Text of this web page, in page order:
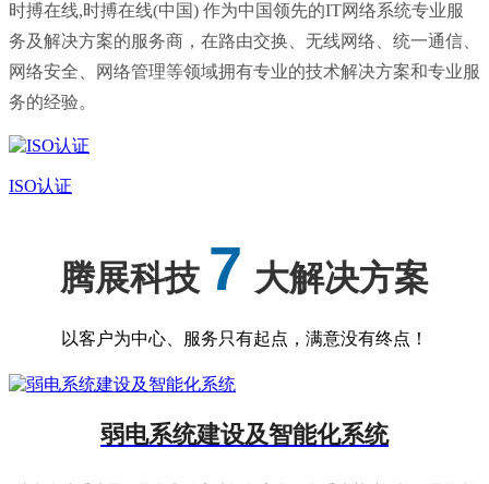
时搏在线,时搏在线(中国) 作为中国领先的IT网络系统专业服
务及解决方案的服务商，在路由交换、无线网络、统一通信、
网络安全、网络管理等领域拥有专业的技术解决方案和专业服
务的经验。
ISO认证
腾展科技 7 大解决方案
以客户为中心、服务只有起点，满意没有终点！
弱电系统建设及智能化系统